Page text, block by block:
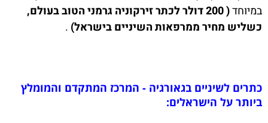
במיוחד(
200 דולר לכתר זירקוניה גרמני הטוב בעולם,
כשליש מחיר ממרפאות השיניים בישראל) .
כתרים לשיניים בגאורגיה - המרכז המתקדם והמומלץ
ביותר על הישראלים: